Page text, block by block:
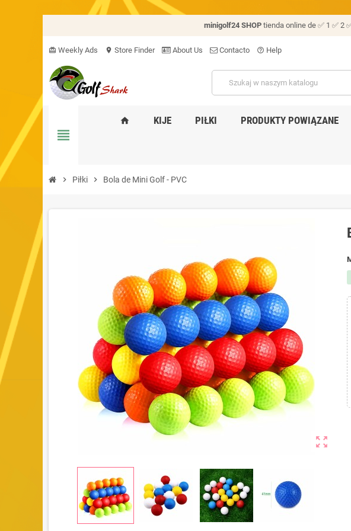
minigolf24 SHOP tienda online de ✅ 1 ✅ 2
card_giftcard Weekly Ads location_on Store Finder About Us Contacto help_outline Help
view_headline
home KIJE PIŁKI PRODUKTY POWIĄZANE
chevron_right Piłki chevron_right Bola de Mini Golf - PVC
zoom_out_map